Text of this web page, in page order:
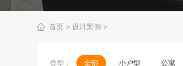
首页 > 设计案例 >
类型： 全部 小户型 公寓